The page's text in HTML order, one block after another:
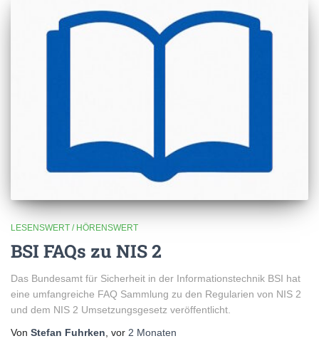
LESENSWERT / HÖRENSWERT
BSI FAQs zu NIS 2
Das Bundesamt für Sicherheit in der Informationstechnik BSI hat
eine umfangreiche FAQ Sammlung zu den Regularien von NIS 2
und dem NIS 2 Umsetzungsgesetz veröffentlicht.
Von Stefan Fuhrken , vor 2 Monaten